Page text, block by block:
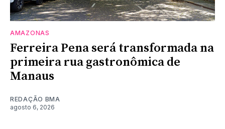
AMAZONAS
Ferreira Pena será transformada na
primeira rua gastronômica de
Manaus
REDAÇÃO BMA
agosto 6, 2026